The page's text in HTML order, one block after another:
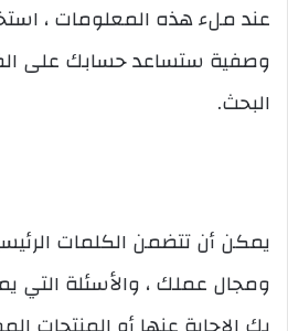
عند ملء هذه المعلومات ،
وصفية ستساعد حسابك على
البحث.
يمكن أن تتضمن الكلمات
ومجال عملك ، والأسئلة التي